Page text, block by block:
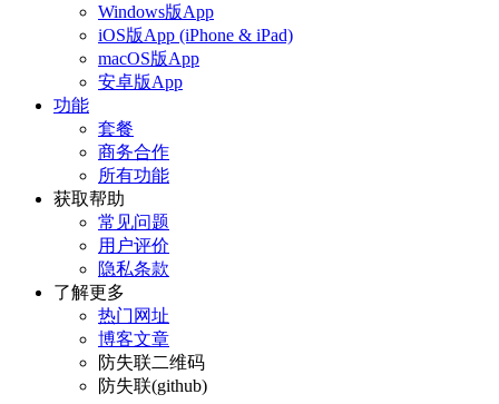
Windows版App
iOS版App (iPhone & iPad)
macOS版App
安卓版App
功能
套餐
商务合作
所有功能
获取帮助
常见问题
用户评价
隐私条款
了解更多
热门网址
博客文章
防失联二维码
防失联(github)